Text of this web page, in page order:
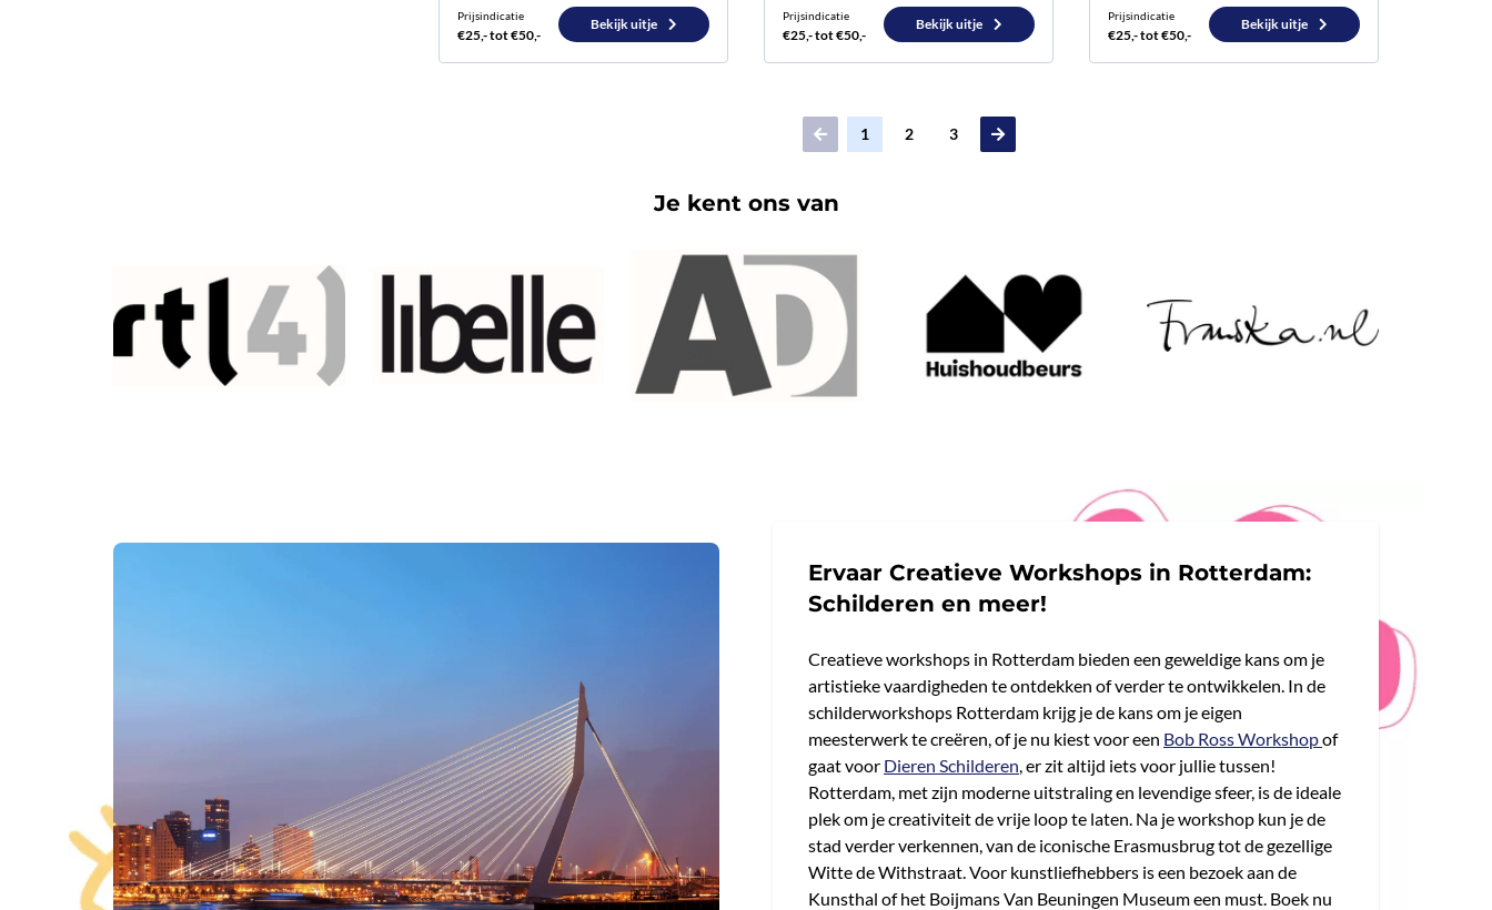
Prijsindicatie
€25,- tot €50,-
Bekijk uitje Prijsindicatie
€25,- tot €50,-
Bekijk uitje Prijsindicatie
€25,- tot €50,-
Bekijk uitje
1 2 3
Je kent ons van
Ervaar Creatieve Workshops in Rotterdam:
Schilderen en meer!
Creatieve workshops in Rotterdam bieden een geweldige kans om je
artistieke vaardigheden te ontdekken of verder te ontwikkelen. In de
schilderworkshops Rotterdam krijg je de kans om je eigen
meesterwerk te creëren, of je nu kiest voor een Bob Ross Workshopof
gaat voor Dieren Schilderen , er zit altijd iets voor jullie tussen!
Rotterdam, met zijn moderne uitstraling en levendige sfeer, is de ideale
plek om je creativiteit de vrije loop te laten. Na je workshop kun je de
stad verder verkennen, van de iconische Erasmusbrug tot de gezellige
Witte de Withstraat. Voor kunstliefhebbers is een bezoek aan de
Kunsthal of het Boijmans Van Beuningen Museum een must. Boek nu